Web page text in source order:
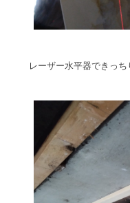
レーザー水平器できっち